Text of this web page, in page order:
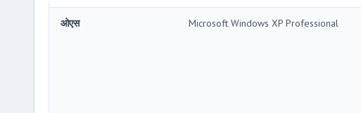
ओएस Microsoft Windows XP Professional